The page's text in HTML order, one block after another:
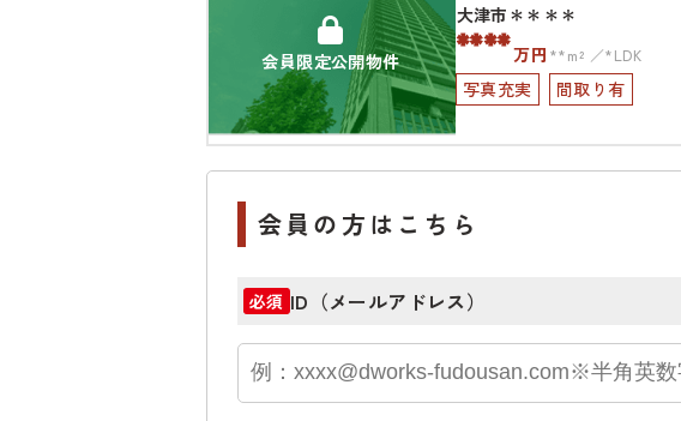
会員限定公開物件
大津市＊＊＊＊
****万円 **m² *LDK
写真充実 間取り有
会員の方はこちら
必須 ID（メールアドレス）